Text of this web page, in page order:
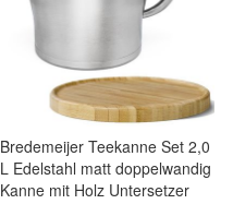
Bredemeijer Teekanne Set 2,0
L Edelstahl matt doppelwandig
Kanne mit Holz Untersetzer